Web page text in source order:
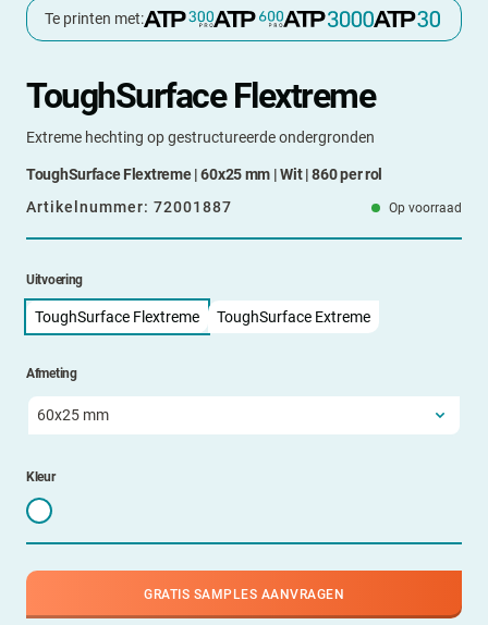
Te printen met:
ToughSurface Flextreme
Extreme hechting op gestructureerde ondergronden
ToughSurface Flextreme | 60x25 mm | Wit | 860 per rol
Artikelnummer: 72001887 Op voorraad
Uitvoering
ToughSurface Flextreme ToughSurface Extreme
Afmeting
Kleur
GRATIS SAMPLES AANVRAGEN